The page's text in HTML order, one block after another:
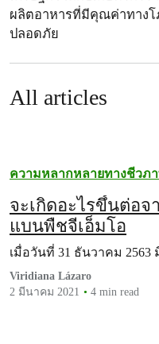
ผลิตอาหารที่มีคุณค่าทาง
ปลอดภัย
All articles
ความหลากหลายทางชีวภ
จะเกิดอะไรขึ้นต่อจ
แบนพืชจีเอ็มโอ
เมื่อวันที่ 31 ธันวาคม
Viridiana Lázaro
2 มีนาคม 2021
4 min read